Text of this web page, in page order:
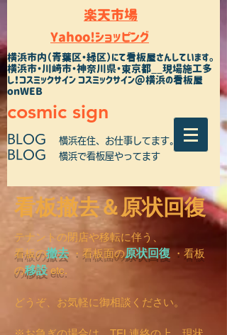
楽天市場
Yahoo!ショッピング
横浜市内（青葉区・緑区）にて看板屋さんしています。
横浜市・川崎市・神奈川県・東京都__現場施工多
し！コスミックサイン コスミックサイン＠横浜の看板屋
onWEB
cosmic sign
BLOG 横浜在住、お仕事してます。
BLOG 横浜で看板屋やってます
看板撤去＆原状回復
テナントの閉店や移転に伴う、
看板の撤去 ・看板面の原状回復 ・看板
の移設 etc.
どうぞ、お気軽に御相談ください。